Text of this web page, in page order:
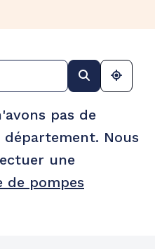
pas de
Nous
une
de pompes